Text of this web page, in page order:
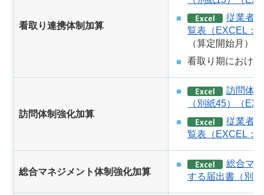
看取り連携体制加算
従業者
覧表（EXCEL：
（算定開始月）
看取り期におけ
訪問体制強化加算
訪問体
（別紙45）（
従業者
覧表（EXCEL：
総合マネジメント体制強化加算
総合マ
する届出書（別